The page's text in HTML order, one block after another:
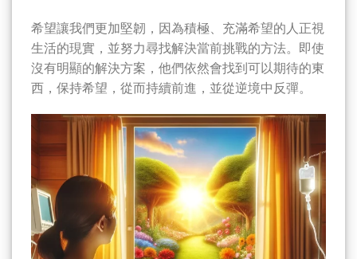
希望讓我們更加堅韌，因為積極、充滿希望的人正視
生活的現實，並努力尋找解決當前挑戰的方法。即使
沒有明顯的解決方案，他們依然會找到可以期待的東
西，保持希望，從而持續前進，並從逆境中反彈。